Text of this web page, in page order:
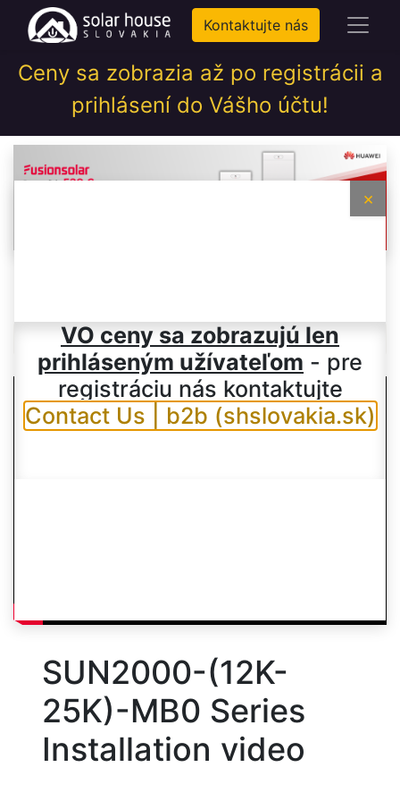
Kontaktujte nás
×
VO ceny sa zobrazujú len
prihláseným užívateľom - pre
registráciu nás kontaktujte
Contact Us | b2b (shslovakia.sk)
Ceny sa zobrazia až po registrácii a
prihlásení do Vášho účtu!
Priemyselné – battery
ready
SUN2000-(12K-
25K)-MB0 Series
Installation video